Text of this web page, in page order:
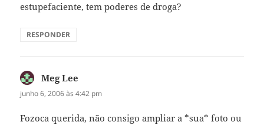
estupefaciente, tem poderes de droga?
RESPONDER
Meg Lee
junho 6, 2006 às 4:42 pm
Fozoca querida, não consigo ampliar a *sua* foto ou